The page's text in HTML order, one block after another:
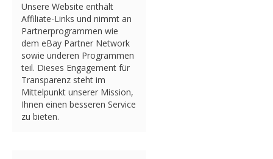
Unsere Website enthält
Affiliate-Links und nimmt an
Partnerprogrammen wie
dem eBay Partner Network
sowie underen Programmen
teil. Dieses Engagement für
Transparenz steht im
Mittelpunkt unserer Mission,
Ihnen einen besseren Service
zu bieten.